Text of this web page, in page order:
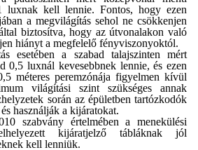
luxnak kell lennie. Fontos, hogy ezen
a megvilágítás sehol ne csökkenjen
biztosítva, hogy az útvonalakon való
hiányt a megfelelő fényviszonyoktól.
esetében a szabad talajszinten mért
0,5 luxnál kevesebbnek lennie, és ezen
méteres peremzónája figyelmen kívül
világítási szint szükséges annak
során az épületben tartózkodók
használják a kijáratokat.
szabvány értelmében a menekülési
kijáratjelző tábláknak jól
kell lenniük.